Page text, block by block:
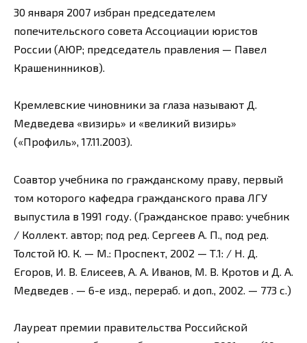
30 января 2007 избран председателем
попечительского совета Ассоциации юристов
России (АЮР; председатель правления — Павел
Крашенинников).
Кремлевские чиновники за глаза называют Д.
Медведева «визирь» и «великий визирь»
(«Профиль», 17.11.2003).
Соавтор учебника по гражданскому праву, первый
том которого кафедра гражданского права ЛГУ
выпустила в 1991 году. (Гражданское право: учебник
/ Коллект. автор; под ред. Сергеев А. П., под ред.
Толстой Ю. К. — М.: Проспект, 2002 — Т.1: / Н. Д.
Егоров, И. В. Елисеев, А. А. Иванов, М. В. Кротов и Д. А.
Медведев . — 6-е изд., перераб. и доп., 2002. — 773 с.)
Лауреат премии правительства Российской